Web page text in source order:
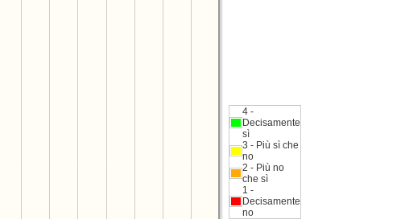
4 -
Decisamente
sì
3 - Più sì che
no
2 - Più no
che sì
1 -
Decisamente
no